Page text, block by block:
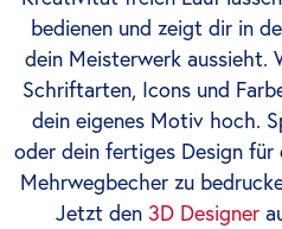
bedienen und zeigt dir in
dein Meisterwerk aussieht.
Schriftarten, Icons und
dein eigenes Motiv hoch.
oder dein fertiges Design für
Mehrwegbecher zu
Jetzt den 3D Designer